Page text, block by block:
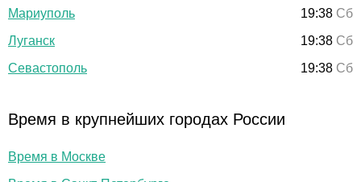
Мариуполь
19:38 Сб
Луганск
19:38 Сб
Севастополь
19:38 Сб
Время в крупнейших городах России
Время в Москве